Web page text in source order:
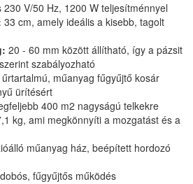
230 V/50 Hz, 1200 W teljesítménnyel
33 cm, amely ideális a kisebb, tagolt
20 - 60 mm között állítható, így a pázsit
szabályozható
műanyag fűgyűjtő kosár
ürítésért
400 m2 nagyságú telkekre
kg, ami megkönnyíti a mozgatást és a
műanyag ház, beépített hordozó
fűgyűjtős működés